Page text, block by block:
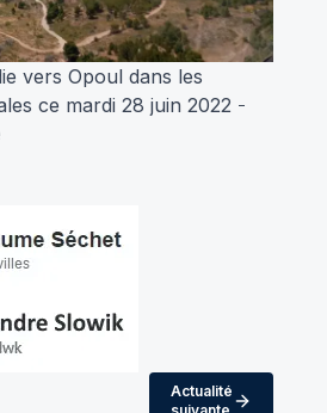
vers Opoul dans les
ce mardi 28 juin 2022 -
Actualité